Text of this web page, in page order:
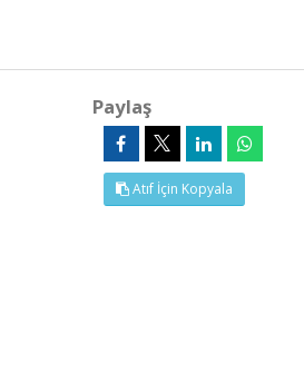
Paylaş
Atıf İçin Kopyala